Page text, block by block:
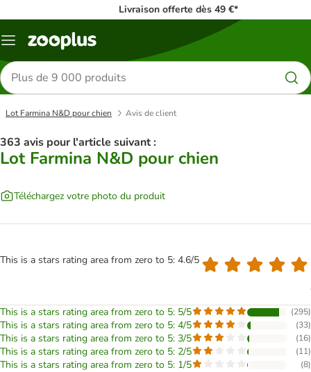
Livraison offerte dès 49 €*
Menu
Rechercher
des
produits
Lot Farmina N&D pour chien Avis de client
363 avis pour l'article suivant :
Lot Farmina N&D pour chien
Téléchargez votre photo du produit
This is a stars rating area from zero to 5: 4.6/5
This is a stars rating area from zero to 5: 5/5 (295)
This is a stars rating area from zero to 5: 4/5 (33)
This is a stars rating area from zero to 5: 3/5 (16)
This is a stars rating area from zero to 5: 2/5 (11)
This is a stars rating area from zero to 5: 1/5 (8)